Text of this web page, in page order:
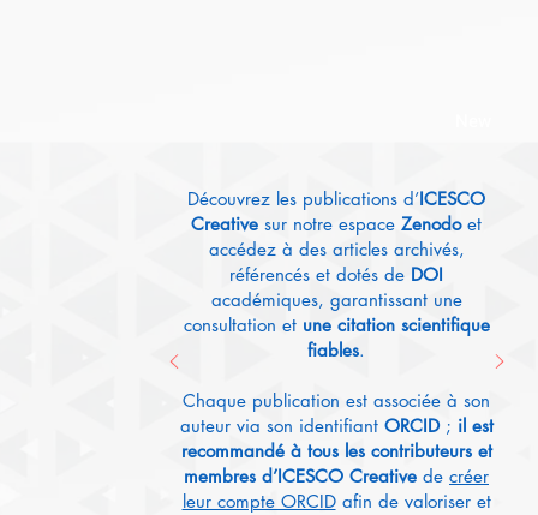
Découvrez les publications d’ICESCO
Creative sur notre espace Zenodoet
accédez à des articles archivés,
référencés et dotés de DOI
académiques, garantissant une
consultation et une citation scientifique
fiables.
Chaque publication est associée à son
auteur via son identifiant ORCID; il est
recommandé à tous les contributeurs et
membres d’ICESCO Creative de créer
leur compte ORCIDafin de valoriser et